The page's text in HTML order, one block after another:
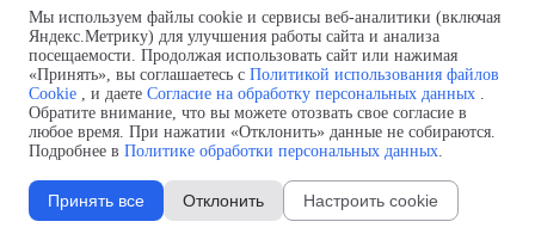
Ролики для
конвейеров
Звездочки для
пластиковых
цепей
Шкив
клинового
ремня
Транспортерные цепи
Модульные ленты Scanbelt
Мы используем файлы cookie и сервисы веб-аналитики (включая
Яндекс.Метрику) для улучшения работы сайта и анализа
посещаемости. Продолжая использовать сайт или нажимая
«Принять», вы соглашаетесь с Политикой использования файлов
Cookie , и даете Согласие на обработку персональных данных .
Обратите внимание, что вы можете отозвать свое согласие в
любое время. При нажатии «Отклонить» данные не собираются.
Подробнее в Политике обработки персональных данных.
Принять все Отклонить Настроить cookie